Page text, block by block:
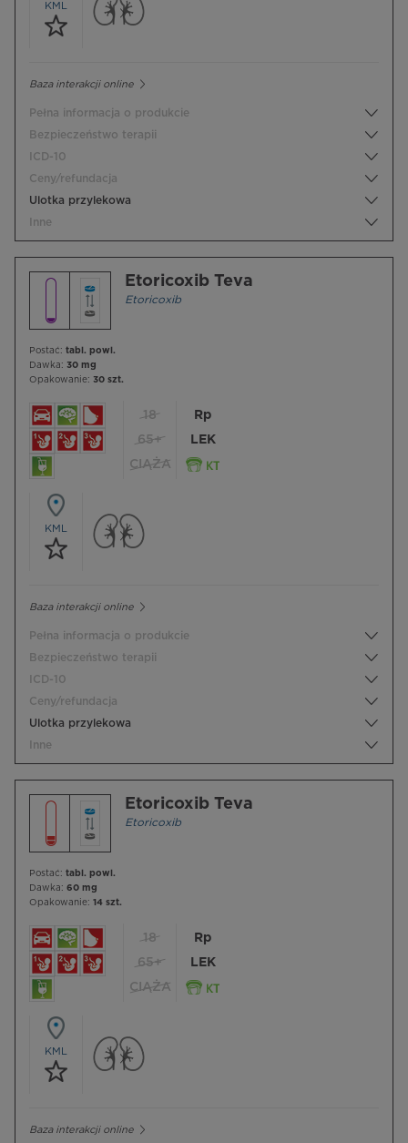
KML
Baza interakcji online
Pełna informacja o produkcie
Bezpieczeństwo terapii
ICD-10
Ceny/refundacja
Ulotka przylekowa
Inne
Etoricoxib Teva
Etoricoxib
Postać: tabl. powl.
Dawka: 30 mg
Opakowanie: 30 szt.
18
65+
CIĄŻA
Rp
LEK
KML
Baza interakcji online
Pełna informacja o produkcie
Bezpieczeństwo terapii
ICD-10
Ceny/refundacja
Ulotka przylekowa
Inne
Etoricoxib Teva
Etoricoxib
Postać: tabl. powl.
Dawka: 60 mg
Opakowanie: 14 szt.
18
65+
CIĄŻA
Rp
LEK
KML
Baza interakcji online